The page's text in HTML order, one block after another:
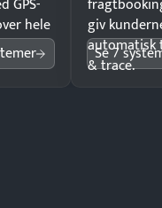
GPS-
hele
giv
automatisk
& trace.
Se 7